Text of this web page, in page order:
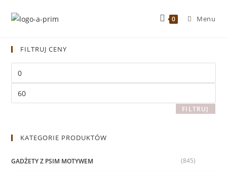
0 Menu
FILTRUJ CENY
FILTRUJ
KATEGORIE PRODUKTÓW
GADŻETY Z PSIM MOTYWEM (845)